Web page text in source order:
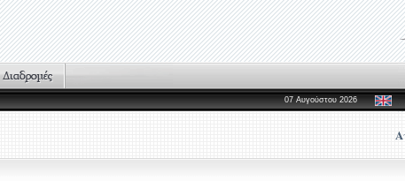
07 Αυγούστου 2026